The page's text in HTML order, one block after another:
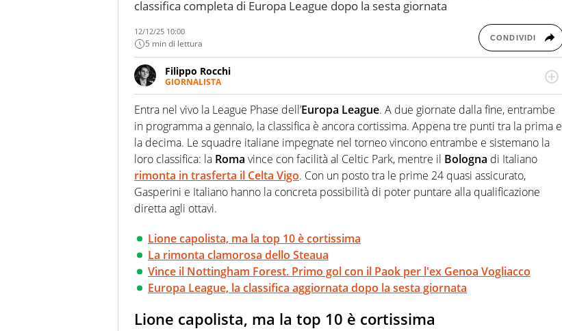
classifica completa di Europa League dopo la sesta giornata
12/12/25 10:00
5 min di lettura CONDIVIDI
Filippo Rocchi
GIORNALISTA
Cresciuto tra una staccata di Alonso, un dritto di Federer e un fade away di Kobe, il
calcio ha la meglio. Ha seguito diverse manifestazioni sportive e non. Ama scoprire
nuove storie e raccontarle.
Entra nel vivo la League Phase dell’Europa League. A due giornate dalla fine, entrambe
in programma a gennaio, la classifica è ancora cortissima. Appena tre punti tra la prima e
la decima. Le squadre italiane impegnate nel torneo vincono entrambe e sistemano la
loro classifica: la Roma vince con facilità al Celtic Park, mentre il Bologna di Italiano
rimonta in trasferta il Celta Vigo. Con un posto tra le prime 24 quasi assicurato,
Gasperini e Italiano hanno la concreta possibilità di poter puntare alla qualificazione
diretta agli ottavi.
Lione capolista, ma la top 10 è cortissima
La rimonta clamorosa dello Steaua
Vince il Nottingham Forest. Primo gol con il Paok per l'ex Genoa Vogliacco
Europa League, la classifica aggiornata dopo la sesta giornata
Lione capolista, ma la top 10 è cortissima